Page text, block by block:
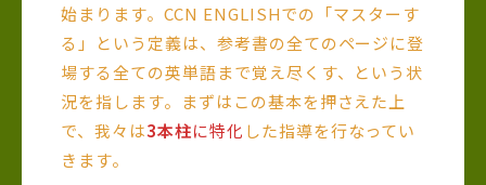
始まります。CCN ENGLISHでの「マスターす
る」という定義は、参考書の全てのページに登
場する全ての英単語まで覚え尽くす、という状
況を指します。まずはこの基本を押さえた上
で、我々は3本柱に特化 した指導を行なってい
きます。